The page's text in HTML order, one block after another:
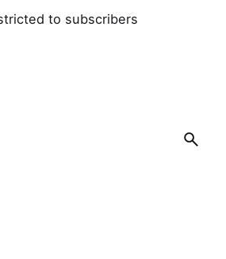
to subscribers